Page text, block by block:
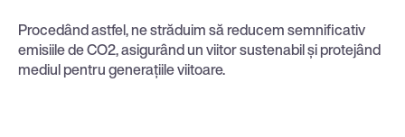
Procedând astfel, ne străduim să reducem semnificativ
emisiile de CO2, asigurând un viitor sustenabil și protejând
mediul pentru generațiile viitoare.